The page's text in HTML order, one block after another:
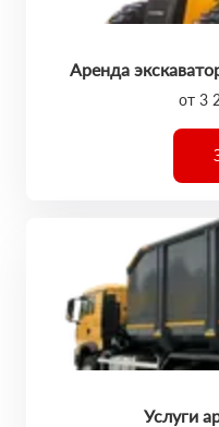
Аренда
от 3
Услуги